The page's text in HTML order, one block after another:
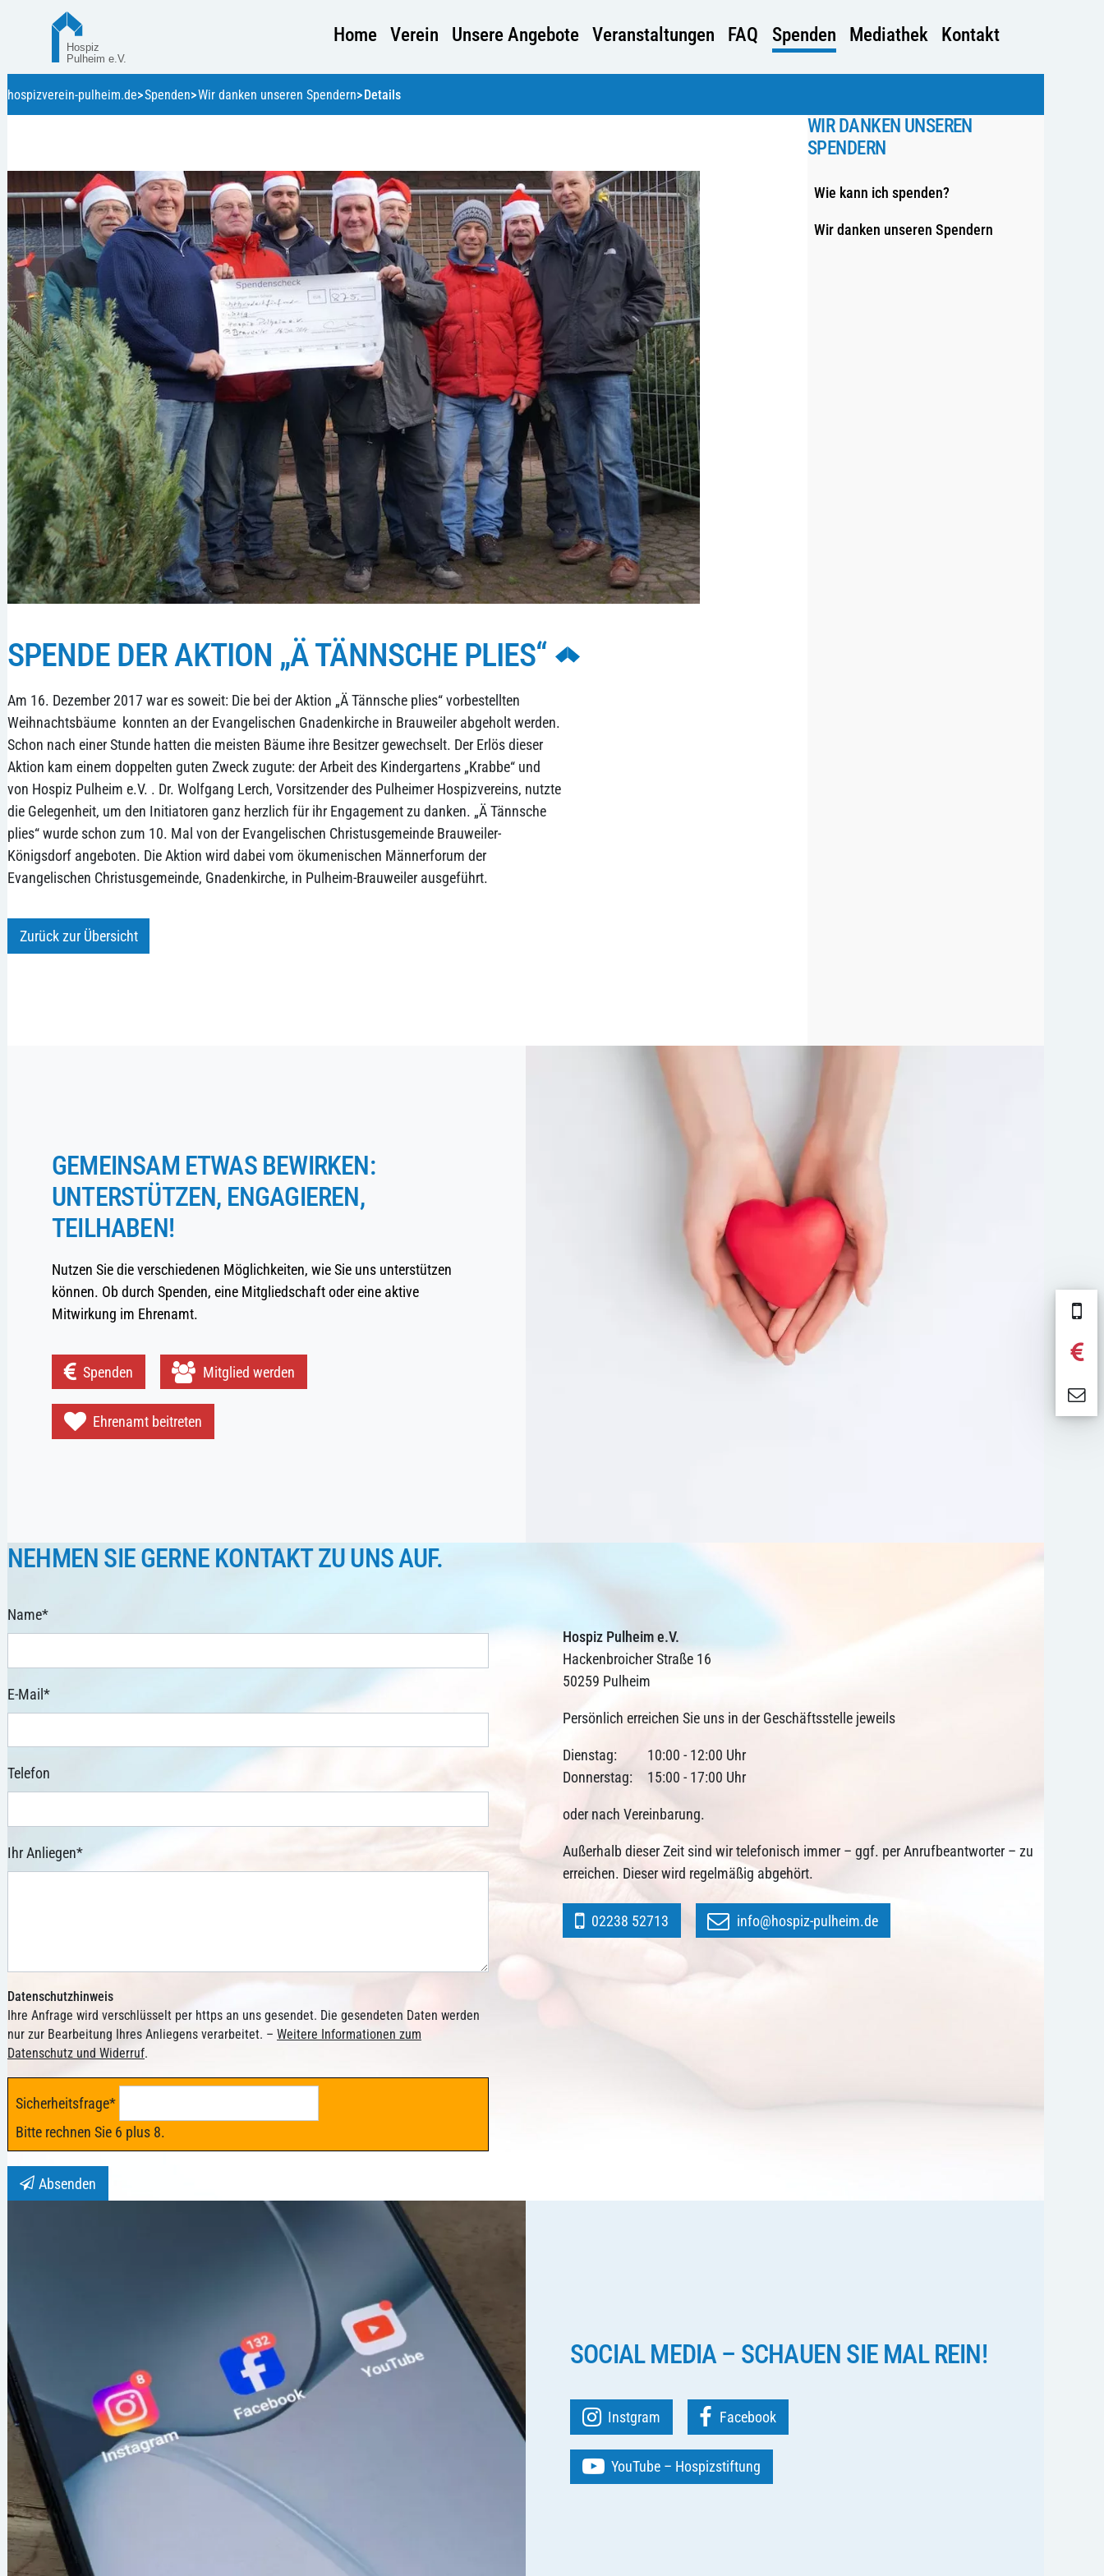
Home Verein Unsere Angebote Veranstaltungen FAQ Spenden Mediathek Kontakt
hospizverein-pulheim.de Spenden Wir danken unseren Spendern Details
SPENDE DER AKTION „Ä TÄNNSCHE PLIES“
Am 16. Dezember 2017 war es soweit: Die bei der Aktion „Ä Tännsche plies“ vorbestellten
Weihnachtsbäume konnten an der Evangelischen Gnadenkirche in Brauweiler abgeholt werden.
Schon nach einer Stunde hatten die meisten Bäume ihre Besitzer gewechselt. Der Erlös dieser
Aktion kam einem doppelten guten Zweck zugute: der Arbeit des Kindergartens „Krabbe“ und
von Hospiz Pulheim e.V. . Dr. Wolfgang Lerch, Vorsitzender des Pulheimer Hospizvereins, nutzte
die Gelegenheit, um den Initiatoren ganz herzlich für ihr Engagement zu danken. „Ä Tännsche
plies“ wurde schon zum 10. Mal von der Evangelischen Christusgemeinde Brauweiler-
Königsdorf angeboten. Die Aktion wird dabei vom ökumenischen Männerforum der
Evangelischen Christusgemeinde, Gnadenkirche, in Pulheim-Brauweiler ausgeführt.
Zurück zur Übersicht
WIR DANKEN UNSEREN
SPENDERN
Wie kann ich spenden?
Wir danken unseren Spendern
GEMEINSAM ETWAS BEWIRKEN:
UNTERSTÜTZEN, ENGAGIEREN,
TEILHABEN!
Nutzen Sie die verschiedenen Möglichkeiten, wie Sie uns unterstützen
können. Ob durch Spenden, eine Mitgliedschaft oder eine aktive
Mitwirkung im Ehrenamt.
Spenden Mitglied werden
Ehrenamt beitreten
NEHMEN SIE GERNE KONTAKT ZU UNS AUF.
Name*
E-Mail*
Telefon
Ihr Anliegen*
Datenschutzhinweis
Ihre Anfrage wird verschlüsselt per https an uns gesendet. Die gesendeten Daten werden
nur zur Bearbeitung Ihres Anliegens verarbeitet. – Weitere Informationen zum
Datenschutz und Widerruf.
Sicherheitsfrage*
Bitte rechnen Sie 6 plus 8.
Absenden
Hospiz Pulheim e.V.
Hackenbroicher Straße 16
50259 Pulheim
Persönlich erreichen Sie uns in der Geschäftsstelle jeweils
Dienstag:
10:00 - 12:00 Uhr
Donnerstag:
15:00 - 17:00 Uhr
oder nach Vereinbarung.
Außerhalb dieser Zeit sind wir telefonisch immer – ggf. per Anrufbeantworter – zu
erreichen. Dieser wird regelmäßig abgehört.
02238 52713 info@hospiz-pulheim.de
SOCIAL MEDIA – SCHAUEN SIE MAL REIN!
Instgram Facebook
YouTube – Hospizstiftung